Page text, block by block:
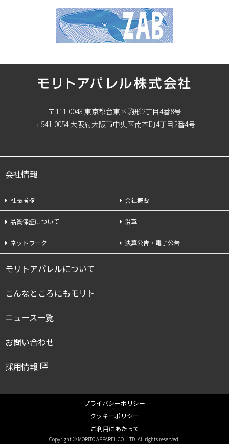
〒111-0043 東京都台東区駒形2丁目4番8号
〒541-0054 大阪府大阪市中央区南本町4丁目2番4号
会社情報
社長挨拶 会社概要
品質保証について 沿革
ネットワーク 決算公告・電子公告
モリトアパレルについて
こんなところにもモリト
ニュース一覧
お問い合わせ
採用情報
プライバシーポリシー
クッキーポリシー
ご利用にあたって
Copyright © MORITO APPAREL CO., LTD. All rights reserved.